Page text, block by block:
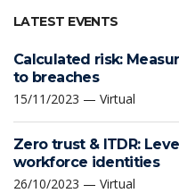
LATEST EVENTS
Calculated risk:
to breaches
15/11/2023 — Virtual
Zero trust & ITDR:
workforce identities
26/10/2023 — Virtual